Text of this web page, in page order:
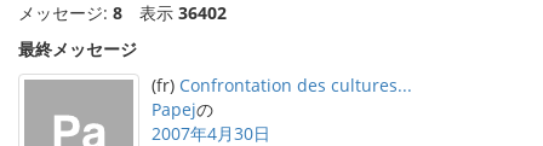
メッセージ: 8 表示 36402
最終メッセージ
(fr) Confrontation des cultures...
Papejの
2007年4月30日